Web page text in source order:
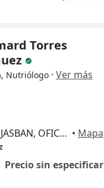
Torres
Nutriólogo · Ver más
CALLE 6A #3-47, EDIFICIO JASBAN, OFICINA 506, Cartagena • Mapa
Precio sin especificar